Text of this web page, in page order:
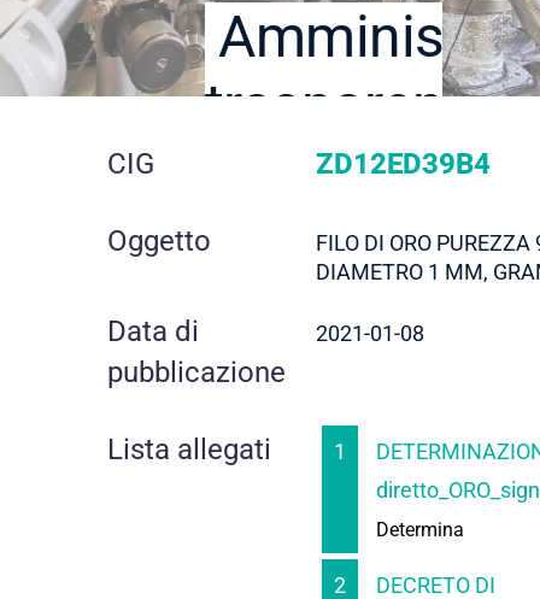
trasparente
dettaglio
gara
CIG ZD12ED39B4
Oggetto
FILO DI ORO PUREZZA
DIAMETRO 1 MM,
Data di
pubblicazione
2021-01-08
Lista allegati 1
Determina
2
DECRETO DI